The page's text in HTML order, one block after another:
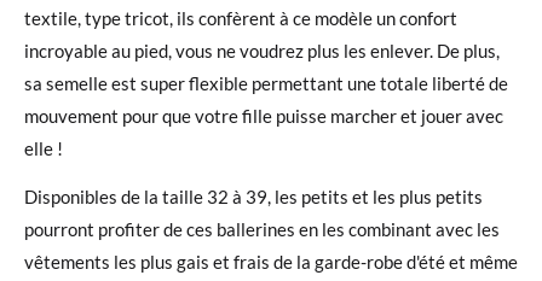
textile, type tricot, ils confèrent à ce modèle un confort
incroyable au pied, vous ne voudrez plus les enlever. De plus,
sa semelle est super flexible permettant une totale liberté de
mouvement pour que votre fille puisse marcher et jouer avec
elle !
Disponibles de la taille 32 à 39, les petits et les plus petits
pourront profiter de ces ballerines en les combinant avec les
vêtements les plus gais et frais de la garde-robe d'été et même